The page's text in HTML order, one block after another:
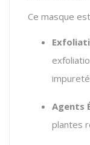
Ce masque
Agents
plantes